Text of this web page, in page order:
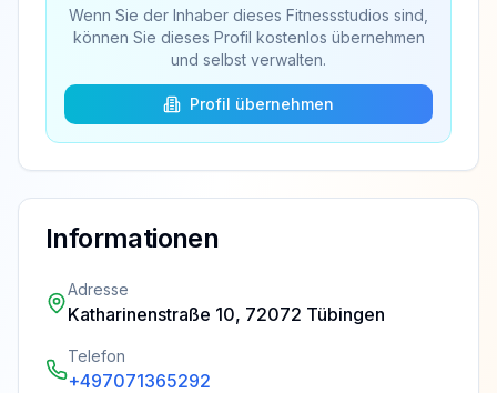
Wenn Sie der Inhaber dieses Fitnessstudios sind,
können Sie dieses Profil kostenlos übernehmen
und selbst verwalten.
Profil übernehmen
Informationen
Adresse
Katharinenstraße 10, 72072 Tübingen
Telefon
+497071365292